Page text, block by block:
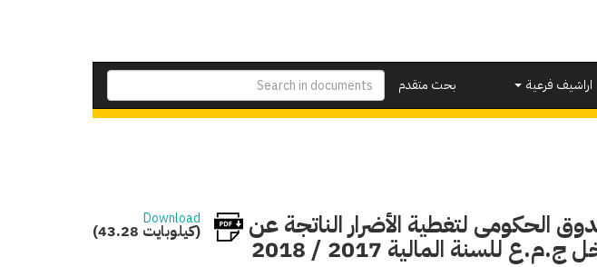
بحث متقدم
اراشيف فرعية
الحكومى لتغطية الأضرار الناتجة عن
للسنة المالية 2017 / 2018
Download
(43.28 كيلوبايت)